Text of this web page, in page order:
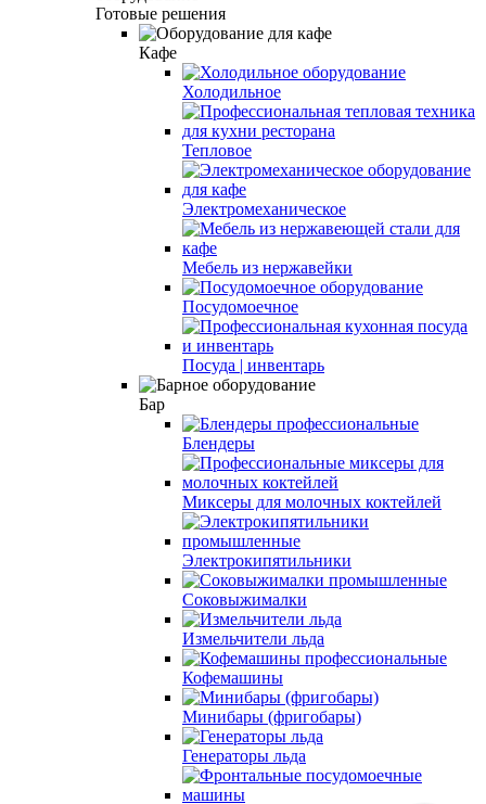
Готовые решения
Кафе
Холодильное
Тепловое
Электромеханическое
Мебель из нержавейки
Посудомоечное
Посуда | инвентарь
Бар
Блендеры
Миксеры для молочных коктейлей
Электрокипятильники
Соковыжималки
Измельчители льда
Кофемашины
Минибары (фригобары)
Генераторы льда